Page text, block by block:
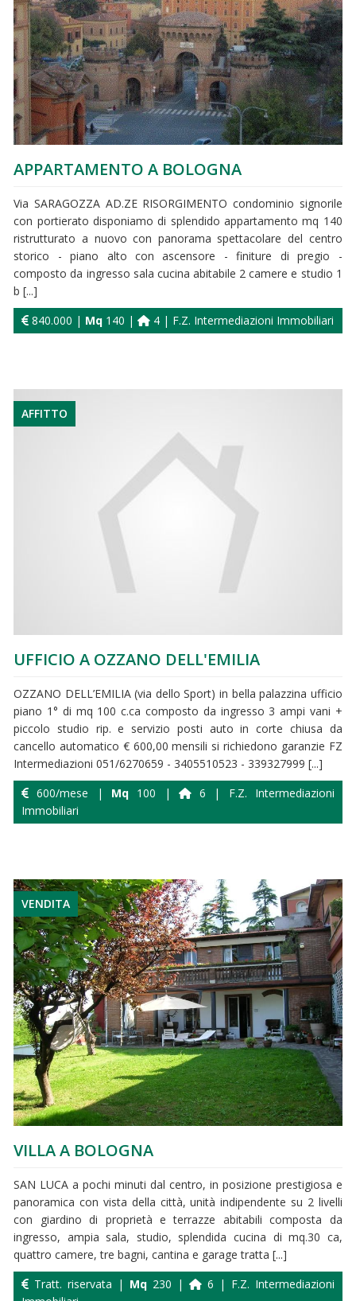
APPARTAMENTO A BOLOGNA
Via SARAGOZZA AD.ZE RISORGIMENTO condominio signorile
con portierato disponiamo di splendido appartamento mq 140
ristrutturato a nuovo con panorama spettacolare del centro
storico - piano alto con ascensore - finiture di pregio -
composto da ingresso sala cucina abitabile 2 camere e studio 1
b [...]
840.000 | Mq 140 | 4 | F.Z. Intermediazioni Immobiliari
AFFITTO
UFFICIO A OZZANO DELL'EMILIA
OZZANO DELL’EMILIA (via dello Sport) in bella palazzina ufficio
piano 1° di mq 100 c.ca composto da ingresso 3 ampi vani +
piccolo studio rip. e servizio posti auto in corte chiusa da
cancello automatico € 600,00 mensili si richiedono garanzie FZ
Intermediazioni 051/6270659 - 3405510523 - 339327999 [...]
600/mese | Mq 100 |
6 | F.Z. Intermediazioni
Immobiliari
VENDITA
VILLA A BOLOGNA
SAN LUCA a pochi minuti dal centro, in posizione prestigiosa e
panoramica con vista della città, unità indipendente su 2 livelli
con giardino di proprietà e terrazze abitabili composta da
ingresso, ampia sala, studio, splendida cucina di mq.30 ca,
quattro camere, tre bagni, cantina e garage tratta [...]
Tratt. riservata | Mq 230 |
6 | F.Z. Intermediazioni